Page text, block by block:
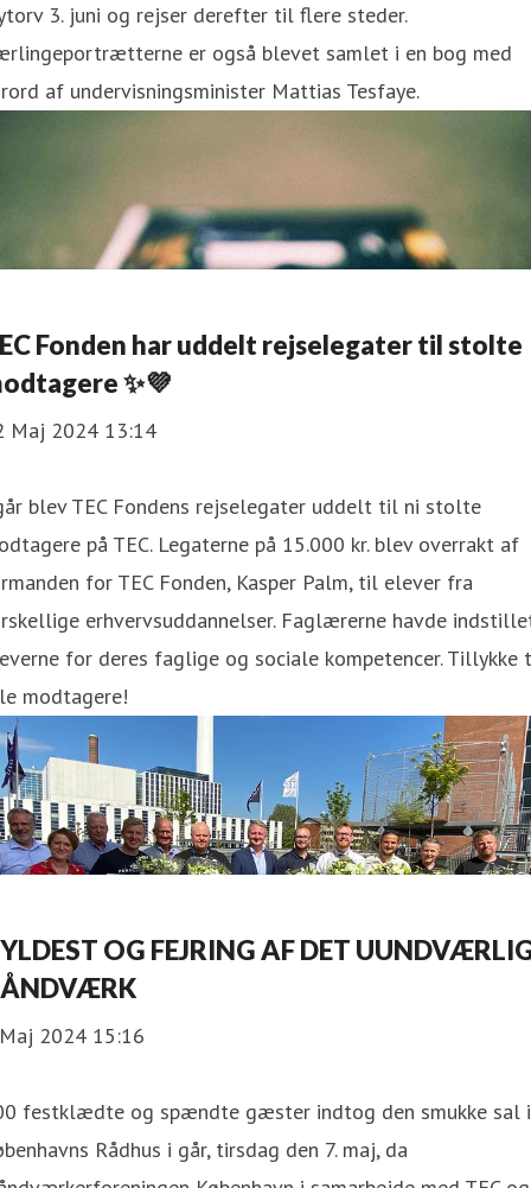
3. juni og rejser derefter til flere steder.
er også blevet samlet i en bog med
af undervisningsminister Mattias Tesfaye.
Fonden har uddelt rejselegater til stolte
✨💜
Maj 2024 13:14
blev TEC Fondens rejselegater uddelt til ni stolte
på TEC. Legaterne på 15.000 kr. blev overrakt af
for TEC Fonden, Kasper Palm, til elever fra
erhvervsuddannelser. Faglærerne havde
for deres faglige og sociale kompetencer. Tillykke
modtagere!
OG FEJRING AF DET
2024 15:16
festklædte og spændte gæster indtog den smukke sal i
Rådhus i går, tirsdag den 7. maj, da